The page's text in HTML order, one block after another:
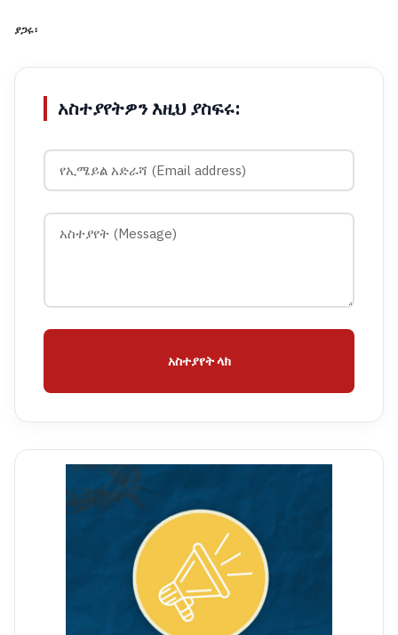
ያጋሩ፡
አስተያየትዎን እዚህ ያስፍሩ:
አስተያየት ላክ